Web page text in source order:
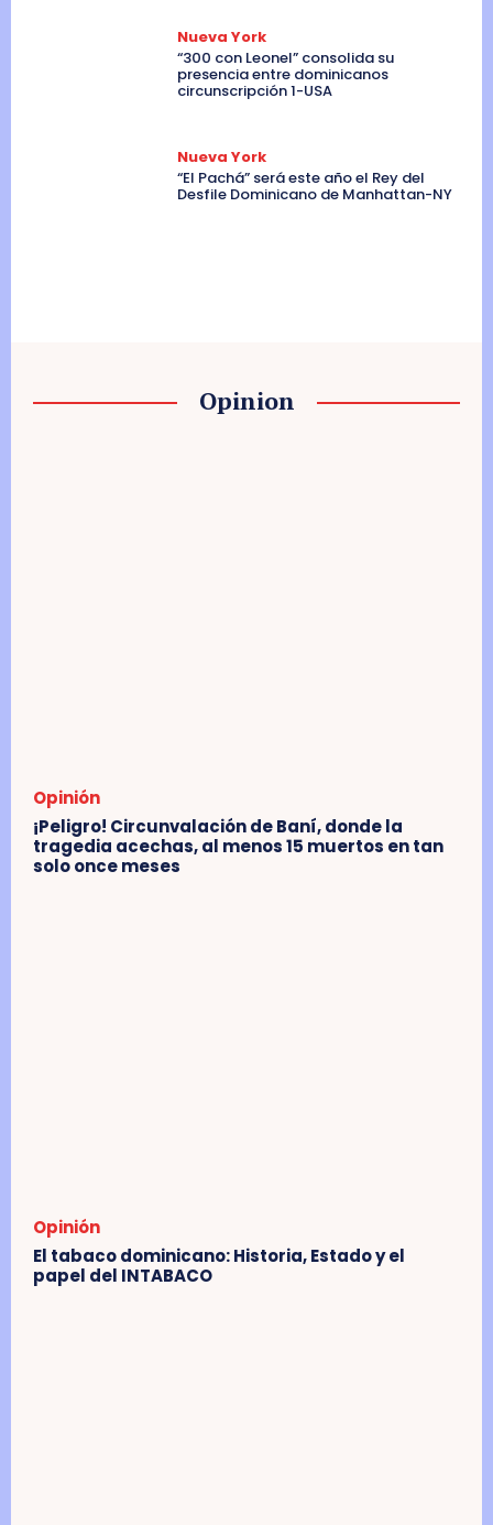
Nueva York
“300 con Leonel” consolida su
presencia entre dominicanos
circunscripción 1-USA
Nueva York
“El Pachá” será este año el Rey del
Desfile Dominicano de Manhattan-NY
Opinion
Opinión
¡Peligro! Circunvalación de Baní, donde la
tragedia acechas, al menos 15 muertos en tan
solo once meses
Opinión
El tabaco dominicano: Historia, Estado y el
papel del INTABACO